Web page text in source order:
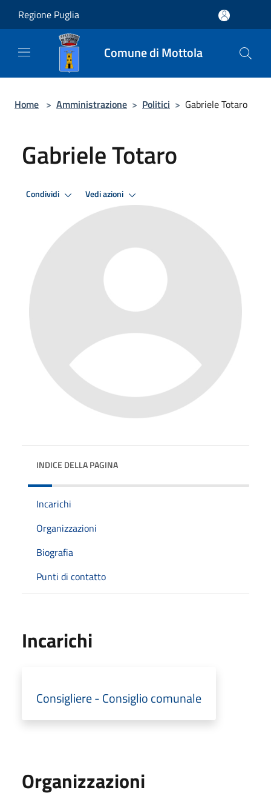
Regione Puglia
Comune di Mottola
Home > Amministrazione > Politici > Gabriele Totaro
Gabriele Totaro
Condividi Vedi azioni
INDICE DELLA PAGINA
Incarichi
Organizzazioni
Biografia
Punti di contatto
Incarichi
Consigliere - Consiglio comunale
Organizzazioni